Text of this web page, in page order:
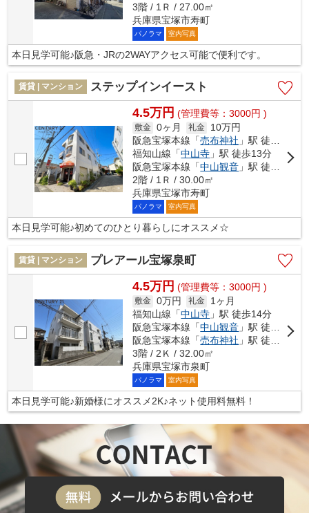
3階 / 1Ｒ / 27.00㎡
兵庫県宝塚市寿町
パノラマ 室内写真
本日見学可能♪阪急・JRの2WAYアクセス可能で便利です。
賃貸 | マンション ステップインイースト
4.5万円 (管理費等：3000円 )
敷金 0ヶ月 礼金
10万円
阪急宝塚本線「売布神社 」駅 徒歩12分
福知山線「中山寺 」駅 徒歩13分
阪急宝塚本線「中山観音 」駅 徒歩14分
2階 / 1Ｒ / 30.00㎡
兵庫県宝塚市寿町
パノラマ 室内写真
本日見学可能♪初めてのひとり暮らしにオススメ☆
賃貸 | マンション プレアール宝塚泉町
4.5万円 (管理費等：3000円 )
敷金 0万円 礼金
1ヶ月
福知山線「中山寺 」駅 徒歩14分
阪急宝塚本線「中山観音 」駅 徒歩18分
阪急宝塚本線「売布神社 」駅 徒歩19分
3階 / 2Ｋ / 32.00㎡
兵庫県宝塚市泉町
パノラマ 室内写真
本日見学可能♪新婚様にオススメ2K♪ネット使用料無料！